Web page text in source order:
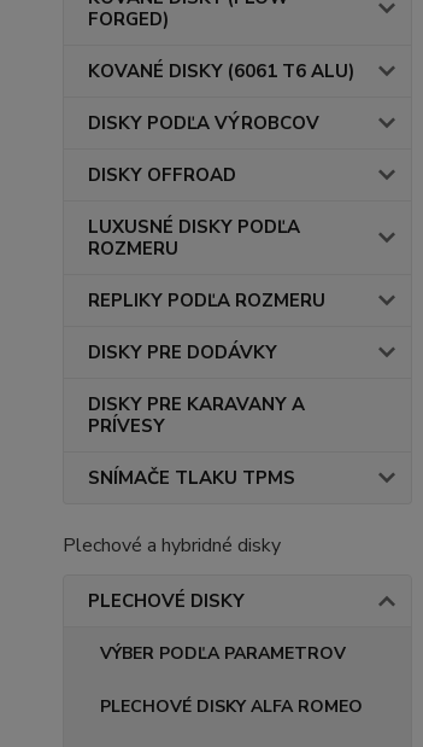
FORGED)
KOVANÉ DISKY (6061 T6 ALU)
DISKY PODĽA VÝROBCOV
DISKY OFFROAD
LUXUSNÉ DISKY PODĽA
ROZMERU
REPLIKY PODĽA ROZMERU
DISKY PRE DODÁVKY
DISKY PRE KARAVANY A
PRÍVESY
SNÍMAČE TLAKU TPMS
Plechové a hybridné disky
PLECHOVÉ DISKY
VÝBER PODĽA PARAMETROV
PLECHOVÉ DISKY ALFA ROMEO